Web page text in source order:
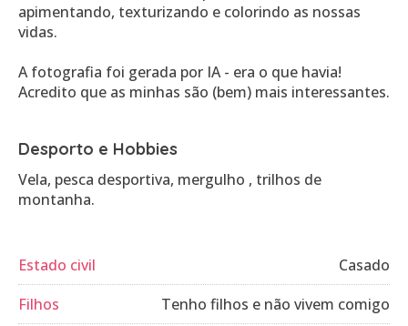
apimentando, texturizando e colorindo as nossas
vidas.
A fotografia foi gerada por IA - era o que havia!
Acredito que as minhas são (bem) mais interessantes.
Desporto e Hobbies
Vela, pesca desportiva, mergulho , trilhos de
montanha.
Estado civil
Casado
Filhos
Tenho filhos e não vivem comigo